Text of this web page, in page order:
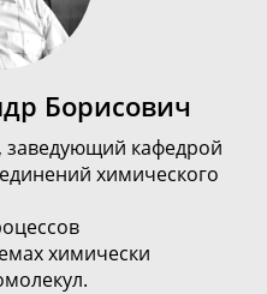
Борисович
заведующий кафедрой
химического
химически